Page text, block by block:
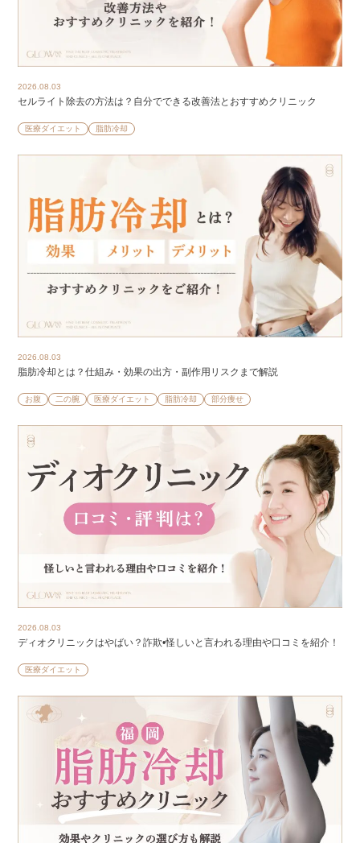
2026.08.03
セルライト除去の方法は？自分でできる改善法とおすすめクリニック
医療ダイエット 脂肪冷却
2026.08.03
脂肪冷却とは？仕組み・効果の出方・副作用リスクまで解説
お腹 二の腕 医療ダイエット 脂肪冷却 部分痩せ
2026.08.03
ディオクリニックはやばい？詐欺•怪しいと言われる理由や口コミを紹介！
医療ダイエット